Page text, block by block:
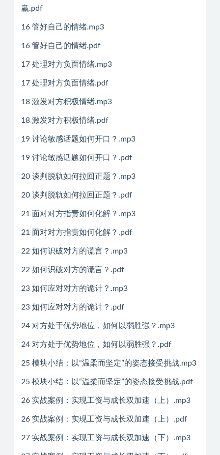
赢.pdf
16 管好自己的情绪.mp3
16 管好自己的情绪.pdf
17 处理对方负面情绪.mp3
17 处理对方负面情绪.pdf
18 激发对方积极情绪.mp3
18 激发对方积极情绪.pdf
19 讨论敏感话题如何开口？.mp3
19 讨论敏感话题如何开口？.pdf
20 谈判脱轨如何拉回正题？.mp3
20 谈判脱轨如何拉回正题？.pdf
21 面对对方指责如何化解？.mp3
21 面对对方指责如何化解？.pdf
22 如何识破对方的谎言？.mp3
22 如何识破对方的谎言？.pdf
23 如何应对对方的诡计？.mp3
23 如何应对对方的诡计？.pdf
24 对方处于优势地位，如何以弱胜强？.mp3
24 对方处于优势地位，如何以弱胜强？.pdf
25 模块小结：以“温柔而坚定”的姿态接受挑战.mp3
25 模块小结：以“温柔而坚定”的姿态接受挑战.pdf
26 实战案例：实现工资与成长双加速（上）.mp3
26 实战案例：实现工资与成长双加速（上）.pdf
27 实战案例：实现工资与成长双加速（下）.mp3